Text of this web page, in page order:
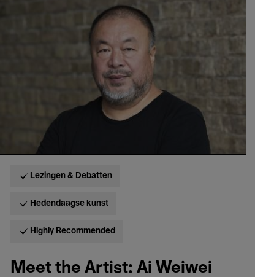
Lezingen & Debatten
Hedendaagse kunst
Highly Recommended
Meet the Artist: Ai Weiwei